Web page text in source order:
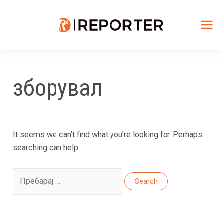
зборувал
It seems we can’t find what you’re looking for. Perhaps
searching can help.